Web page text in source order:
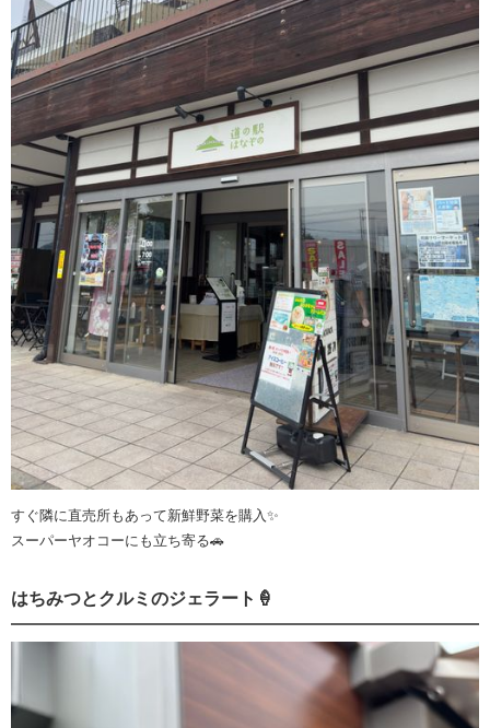
すぐ隣に直売所もあって新鮮野菜を購入✨
スーパーヤオコーにも立ち寄る🚗
はちみつとクルミのジェラート🍦